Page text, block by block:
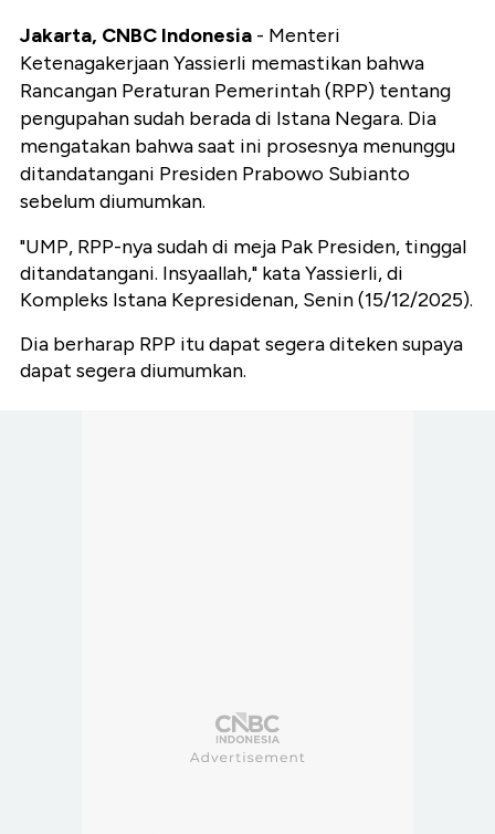
Jakarta, CNBC Indonesia - Menteri
Ketenagakerjaan Yassierli memastikan bahwa
Rancangan Peraturan Pemerintah (RPP) tentang
pengupahan sudah berada di Istana Negara. Dia
mengatakan bahwa saat ini prosesnya menunggu
ditandatangani Presiden Prabowo Subianto
sebelum diumumkan.
"UMP, RPP-nya sudah di meja Pak Presiden, tinggal
ditandatangani. Insyaallah," kata Yassierli, di
Kompleks Istana Kepresidenan, Senin (15/12/2025).
Dia berharap RPP itu dapat segera diteken supaya
dapat segera diumumkan.